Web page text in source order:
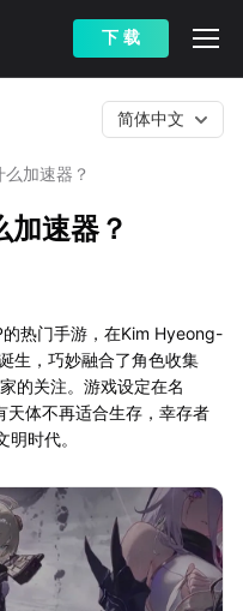
下 载
加速器？
简体中文
加速器？
热门手游，在Kim Hyeong-
生，巧妙融合了角色收集
的关注。游戏设定在名
体不再适合生存，幸存者
时代。